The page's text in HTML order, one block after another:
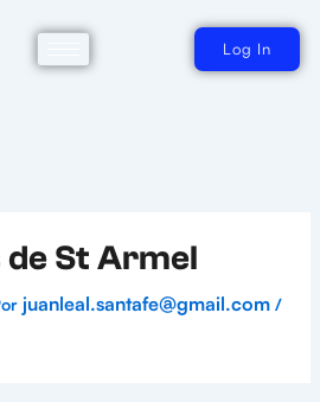
Log In
de St Armel
juanleal.santafe@gmail.com /